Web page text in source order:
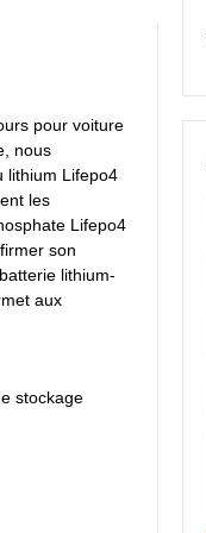
pour voiture
nous
lithium Lifepo4
les
Lifepo4
son
lithium-
aux
stockage